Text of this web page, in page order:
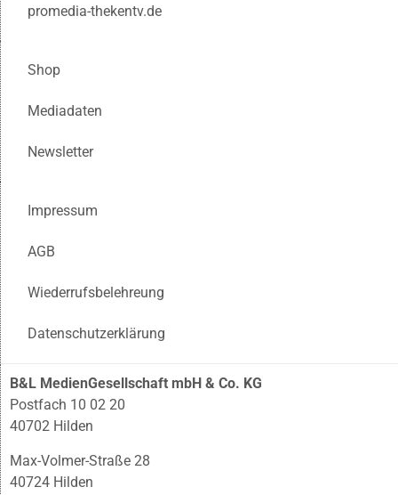
promedia-thekentv.de
Shop
Mediadaten
Newsletter
Impressum
AGB
Wiederrufsbelehreung
Datenschutzerklärung
B&L MedienGesellschaft mbH & Co. KG
Postfach 10 02 20
40702 Hilden
Max-Volmer-Straße 28
40724 Hilden